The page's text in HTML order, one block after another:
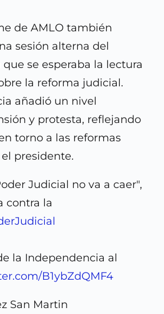
de AMLO también
sesión alterna del
que se esperaba la lectura
la reforma judicial.
añadió un nivel
y protesta, reflejando
torno a las reformas
presidente.
Judicial no va a caer",
contra la
la Independencia al
B1ybZdQMF4
San Martin